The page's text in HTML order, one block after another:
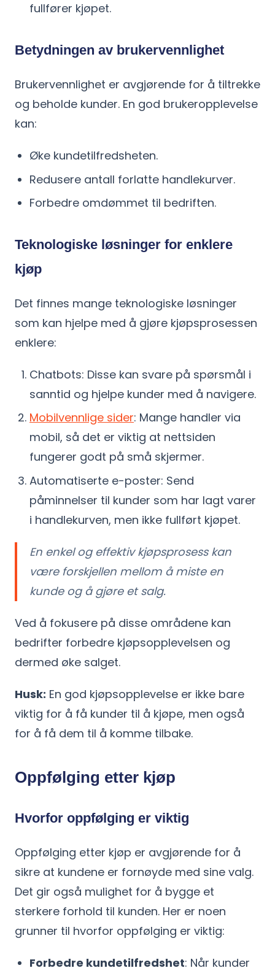
fullfører kjøpet.
Betydningen av brukervennlighet
Brukervennlighet er avgjørende for å tiltrekke
og beholde kunder. En god brukeropplevelse
kan:
Øke kundetilfredsheten.
Redusere antall forlatte handlekurver.
Forbedre omdømmet til bedriften.
Teknologiske løsninger for enklere
kjøp
Det finnes mange teknologiske løsninger
som kan hjelpe med å gjøre kjøpsprosessen
enklere:
Chatbots: Disse kan svare på spørsmål i
sanntid og hjelpe kunder med å navigere.
Mobilvennlige sider: Mange handler via
mobil, så det er viktig at nettsiden
fungerer godt på små skjermer.
Automatiserte e-poster: Send
påminnelser til kunder som har lagt varer
i handlekurven, men ikke fullført kjøpet.
En enkel og effektiv kjøpsprosess kan
være forskjellen mellom å miste en
kunde og å gjøre et salg.
Ved å fokusere på disse områdene kan
bedrifter forbedre kjøpsopplevelsen og
dermed øke salget.
Husk: En god kjøpsopplevelse er ikke bare
viktig for å få kunder til å kjøpe, men også
for å få dem til å komme tilbake.
Oppfølging etter kjøp
Hvorfor oppfølging er viktig
Oppfølging etter kjøp er avgjørende for å
sikre at kundene er fornøyde med sine valg.
Det gir også mulighet for å bygge et
sterkere forhold til kunden. Her er noen
grunner til hvorfor oppfølging er viktig:
Forbedre kundetilfredshet: Når kunder